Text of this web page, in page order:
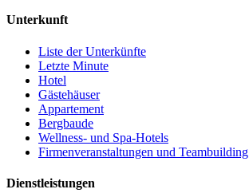
Unterkunft
Liste der Unterkünfte
Letzte Minute
Hotel
Gästehäuser
Appartement
Bergbaude
Wellness- und Spa-Hotels
Firmenveranstaltungen und Teambuilding
Dienstleistungen